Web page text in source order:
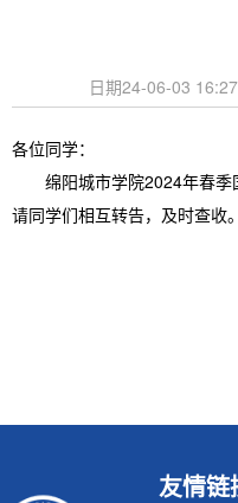
日期24-06-03
各位同学：
绵阳城市学院2024年春季
请同学们相互转告，及时查收。
友情链